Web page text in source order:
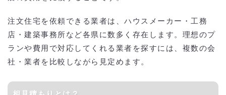
注文住宅を依頼できる業者は、ハウスメーカー・工務
店・建築事務所など各県に数多く存在します。理想のプ
ランや費用で対応してくれる業者を探すには、複数の会
社・業者を比較しながら見定めます。